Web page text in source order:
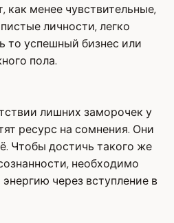
менее чувствительные,
личности, легко
то успешный бизнес или
пола.
лишних заморочек у
ресурс на сомнения. Они
Чтобы достичь такого же
необходимо
через вступление в